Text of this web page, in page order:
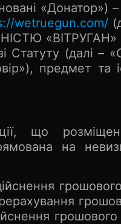
«Донатор») –
wetruegun.com/
(далі –
предмет та
що
на